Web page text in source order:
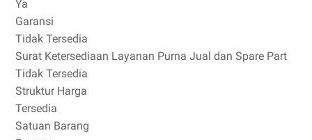
Ya
Garansi
Tidak Tersedia
Surat Ketersediaan Layanan Purna Jual dan Spare Part
Tidak Tersedia
Struktur Harga
Tersedia
Satuan Barang